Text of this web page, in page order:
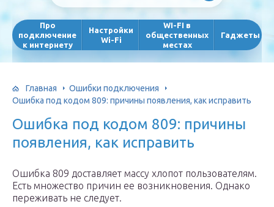
Про
подключение
к интернету
Настройки
Wi-Fi
WI-FI в
общественных
местах
Гаджеты
Главная
Ошибки подключения
Ошибка под кодом 809: причины появления, как исправить
Ошибка под кодом 809: причины
появления, как исправить
Ошибка 809 доставляет массу хлопот пользователям.
Есть множество причин ее возникновения. Однако
переживать не следует.